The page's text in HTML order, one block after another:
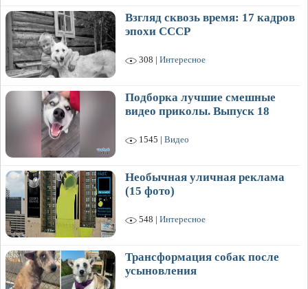
Взгляд сквозь время: 17 кадров
эпохи СССР
308 | Интересное
Подборка лучшие смешные
видео приколы. Выпуск 18
1545 | Видео
Необычная уличная реклама
(15 фото)
548 | Интересное
Трансформация собак после
усыновления